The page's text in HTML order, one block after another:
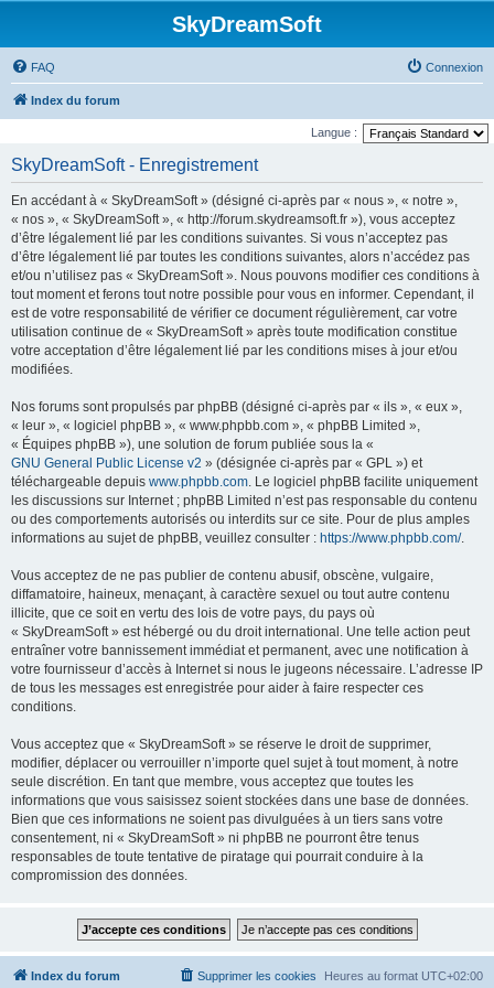
SkyDreamSoft
FAQ Connexion
Index du forum
Langue :
SkyDreamSoft - Enregistrement
En accédant à « SkyDreamSoft » (désigné ci-après par « nous », « notre »,
« nos », « SkyDreamSoft », « http://forum.skydreamsoft.fr »), vous acceptez
d’être légalement lié par les conditions suivantes. Si vous n’acceptez pas
d’être légalement lié par toutes les conditions suivantes, alors n’accédez pas
et/ou n’utilisez pas « SkyDreamSoft ». Nous pouvons modifier ces conditions à
tout moment et ferons tout notre possible pour vous en informer. Cependant, il
est de votre responsabilité de vérifier ce document régulièrement, car votre
utilisation continue de « SkyDreamSoft » après toute modification constitue
votre acceptation d’être légalement lié par les conditions mises à jour et/ou
modifiées.
Nos forums sont propulsés par phpBB (désigné ci-après par « ils », « eux »,
« leur », « logiciel phpBB », « www.phpbb.com », « phpBB Limited »,
« Équipes phpBB »), une solution de forum publiée sous la «
GNU General Public License v2 » (désignée ci-après par « GPL ») et
téléchargeable depuis www.phpbb.com. Le logiciel phpBB facilite uniquement
les discussions sur Internet ; phpBB Limited n’est pas responsable du contenu
ou des comportements autorisés ou interdits sur ce site. Pour de plus amples
informations au sujet de phpBB, veuillez consulter : https://www.phpbb.com/.
Vous acceptez de ne pas publier de contenu abusif, obscène, vulgaire,
diffamatoire, haineux, menaçant, à caractère sexuel ou tout autre contenu
illicite, que ce soit en vertu des lois de votre pays, du pays où
« SkyDreamSoft » est hébergé ou du droit international. Une telle action peut
entraîner votre bannissement immédiat et permanent, avec une notification à
votre fournisseur d’accès à Internet si nous le jugeons nécessaire. L’adresse IP
de tous les messages est enregistrée pour aider à faire respecter ces
conditions.
Vous acceptez que « SkyDreamSoft » se réserve le droit de supprimer,
modifier, déplacer ou verrouiller n’importe quel sujet à tout moment, à notre
seule discrétion. En tant que membre, vous acceptez que toutes les
informations que vous saisissez soient stockées dans une base de données.
Bien que ces informations ne soient pas divulguées à un tiers sans votre
consentement, ni « SkyDreamSoft » ni phpBB ne pourront être tenus
responsables de toute tentative de piratage qui pourrait conduire à la
compromission des données.
Index du forum Heures au format UTC+02:00
Supprimer les cookies